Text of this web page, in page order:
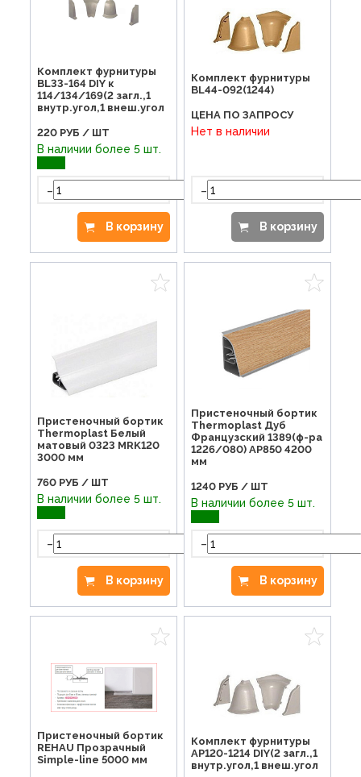
Комплект фурнитуры
BL33-164 DIY к
114/134/169(2 загл.,1
внутр.угол,1 внеш.угол
220 РУБ / ШТ
В наличии более 5 шт.
-
В корзину
Комплект фурнитуры
BL44-092(1244)
ЦЕНА ПО ЗАПРОСУ
Нет в наличии
-
В корзину
Пристеночный бортик
Thermoplast Белый
матовый 0323 MRK120
3000 мм
760 РУБ / ШТ
В наличии более 5 шт.
-
В корзину
Пристеночный бортик
Thermoplast Дуб
Французский 1389(ф-ра
1226/080) AP850 4200
мм
1240 РУБ / ШТ
В наличии более 5 шт.
-
В корзину
Пристеночный бортик
REHAU Прозрачный
Simple-line 5000 мм
Комплект фурнитуры
AP120-1214 DIY(2 загл.,1
внутр.угол,1 внеш.угол